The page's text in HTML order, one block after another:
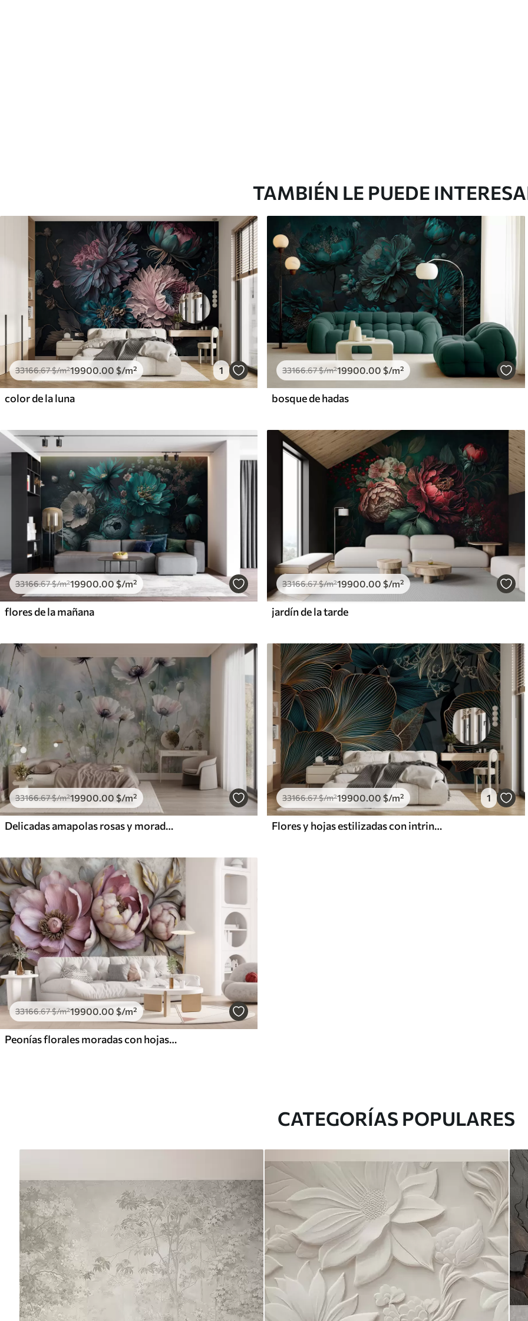
TAMBIÉN LE PUEDE
33166.67$/m²19900 .00 $/m² 1
color de la luna
33166.67$/m²19900 .00 $/m²
bosque de hadas
33166.67$/m²19900.00$/m²
flores de la mañana
33166.67$/m²19900.00 $/m²
jardín de la tarde
33166.67$/m²19900 .00 $/m²
Delicadas amapolas rosas y moradas con tallos y capullos verdes sobre un fondo de textura suave y difuminada
33166.67$/m²19900 .00 $/m² 1
Flores y hojas estilizadas con intrincadas líneas en tonos verde azulado y amarillo sobre fondo oscuro
33166.67$/m²19900.00 $/m²
Peonías florales moradas con hojas y pétalos en colores pastel apagados, estilo vintage
CATEGORÍAS POPULARES